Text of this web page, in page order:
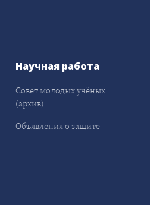
Научная работа
Совет молодых учёных
(архив)
Объявления о защите